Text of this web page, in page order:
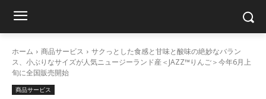
ホーム 商品サービス
サクっとした食感と甘味と酸味の絶妙なバラン
ス、小ぶりなサイズが人気ニュージーランド産＜JAZZ™りんご＞今年6月上
旬に全国販売開始
商品サービス